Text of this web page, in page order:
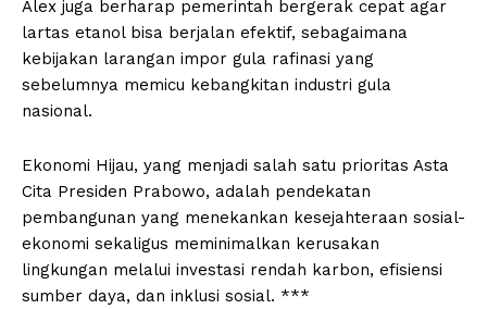
Alex juga berharap pemerintah bergerak cepat agar
lartas etanol bisa berjalan efektif, sebagaimana
kebijakan larangan impor gula rafinasi yang
sebelumnya memicu kebangkitan industri gula
nasional.
Ekonomi Hijau, yang menjadi salah satu prioritas Asta
Cita Presiden Prabowo, adalah pendekatan
pembangunan yang menekankan kesejahteraan sosial-
ekonomi sekaligus meminimalkan kerusakan
lingkungan melalui investasi rendah karbon, efisiensi
sumber daya, dan inklusi sosial. ***